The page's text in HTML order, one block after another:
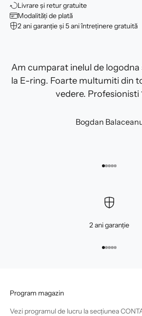
Livrare și retur gratuite
Modalități de plată
2 ani garanție și 5 ani întreținere gratuită
Am cumparat inelul de logodna
la E-ring. Foarte multumiti din
vedere. Profesionisti
Bogdan
Mergi la
Mergi la
Mergi la
Mergi la
Mergi la
2 ani garanție
Mergi la
Mergi la
Mergi la
Mergi la
Mergi la
Program magazin
Vezi programul de lucru la secțiunea